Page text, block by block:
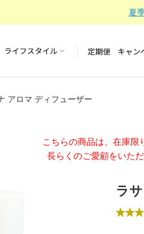
夏
ライフスタイル 定期便 キャン
アロマ ディフューザー
こちらの商品は、在庫限
長らくのご愛顧をいた
ラ